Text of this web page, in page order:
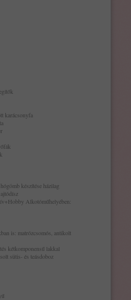
karácsonyfa
készítése házilag
Alkotóműhelyében:
is: matrózcsomós, antikolt
kétkomponensű lakkal
sütis- és teásdoboz